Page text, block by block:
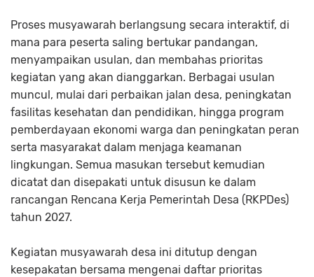
Proses musyawarah berlangsung secara interaktif, di
mana para peserta saling bertukar pandangan,
menyampaikan usulan, dan membahas prioritas
kegiatan yang akan dianggarkan. Berbagai usulan
muncul, mulai dari perbaikan jalan desa, peningkatan
fasilitas kesehatan dan pendidikan, hingga program
pemberdayaan ekonomi warga dan peningkatan peran
serta masyarakat dalam menjaga keamanan
lingkungan. Semua masukan tersebut kemudian
dicatat dan disepakati untuk disusun ke dalam
rancangan Rencana Kerja Pemerintah Desa (RKPDes)
tahun 2027.
Kegiatan musyawarah desa ini ditutup dengan
kesepakatan bersama mengenai daftar prioritas